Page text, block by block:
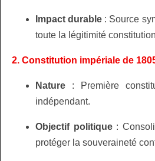
Impact durable : Source
toute la légitimité
2. Constitution impériale de
Nature : Première
indépendant.
Objectif politique:
protéger la souveraineté